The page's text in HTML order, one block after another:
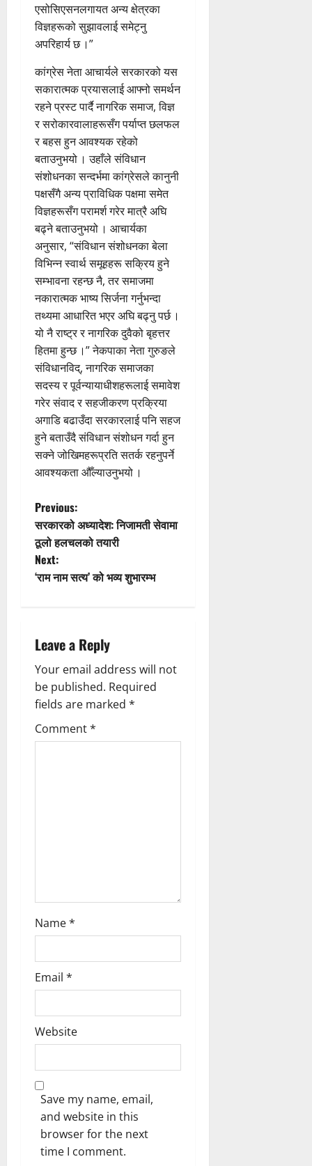
एसोसिएसनलगायत अन्य क्षेत्रका
विज्ञहरूको सुझावलाई समेट्नु
अपरिहार्य छ ।”
कांग्रेस नेता आचार्यले सरकारको यस
सकारात्मक प्रयासलाई आफ्नो समर्थन
रहने प्रस्ट पार्दै नागरिक समाज, विज्ञ
र सरोकारवालाहरूसँग पर्याप्त छलफल
र बहस हुन आवश्यक रहेको
बताउनुभयो । उहाँले संविधान
संशोधनका सन्दर्भमा कांग्रेसले कानुनी
पक्षसँगै अन्य प्राविधिक पक्षमा समेत
विज्ञहरूसँग परामर्श गरेर मात्रै अघि
बढ्ने बताउनुभयो । आचार्यका
अनुसार, “संविधान संशोधनका बेला
विभिन्न स्वार्थ समूहहरू सक्रिय हुने
सम्भावना रहन्छ नै, तर समाजमा
नकारात्मक भाष्य सिर्जना गर्नुभन्दा
तथ्यमा आधारित भएर अघि बढ्नु पर्छ ।
यो नै राष्ट्र र नागरिक दुवैको बृहत्तर
हितमा हुन्छ ।” नेकपाका नेता गुरुङले
संविधानविद्, नागरिक समाजका
सदस्य र पूर्वन्यायाधीशहरूलाई समावेश
गरेर संवाद र सहजीकरण प्रक्रिया
अगाडि बढाउँदा सरकारलाई पनि सहज
हुने बताउँदै संविधान संशोधन गर्दा हुन
सक्ने जोखिमहरूप्रति सतर्क रहनुपर्ने
आवश्यकता औँल्याउनुभयो ।
P
o
s
a
v
i
g
Previous:
सरकारको अध्यादेश: निजामती सेवामा
ठूलो हलचलको तयारी
Next:
‘राम नाम सत्य’ को भव्य शुभारम्भ
Leave a Reply
Your email address will not
be published. Required
fields are marked *
Comment*
Name*
Email *
Website
Save my name, email,
and website in this
browser for the next
time I comment.